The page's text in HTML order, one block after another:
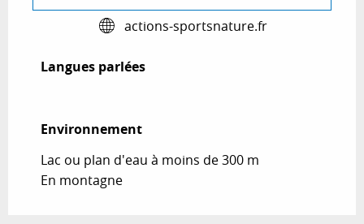
actions-sportsnature.fr
Langues parlées
Langues parlées
Environnement
Environnement
Lac ou plan d'eau à moins de 300 m
En montagne